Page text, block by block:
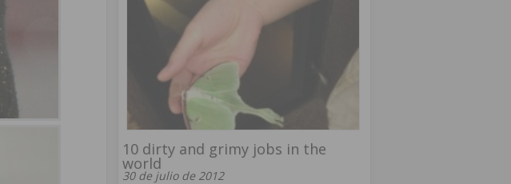
10 dirty and grimy jobs in the
world
30 de julio de 2012